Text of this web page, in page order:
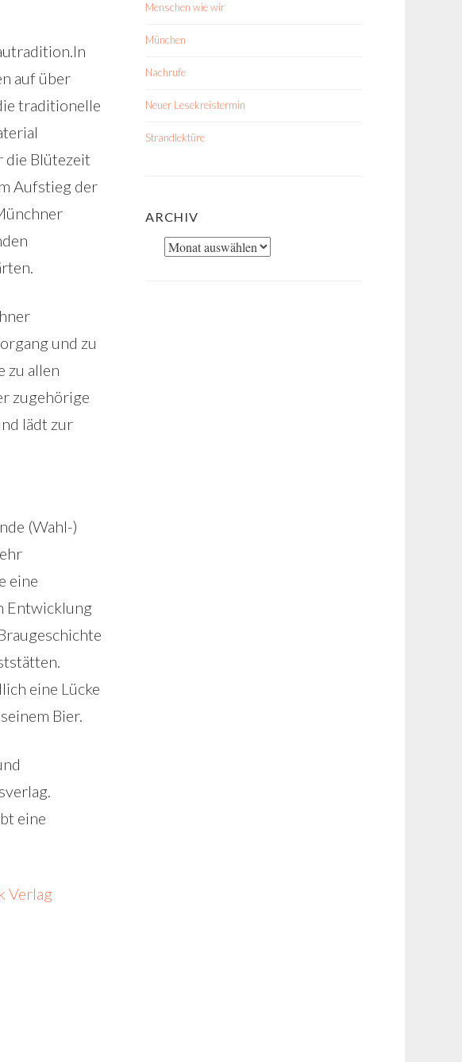
auf über
traditionelle
die Blütezeit
Aufstieg der
und zu
zu allen
zugehörige
lädt zur
(Wahl-)
eine
Entwicklung
eine Lücke
Bier.
eine
Verlag
Menschen wie wir
München
Nachrufe
Neuer Lesekreistermin
Strandlektüre
ARCHIV
Archiv